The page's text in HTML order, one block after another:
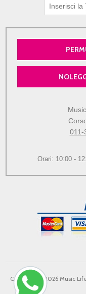
011-
Orari: 10:00 -
Copyright © 2026 Music